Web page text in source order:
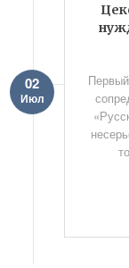
02
Июл